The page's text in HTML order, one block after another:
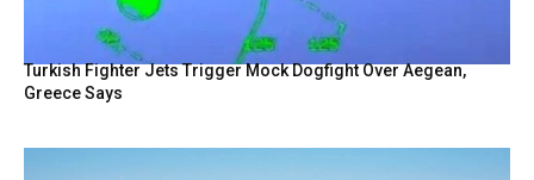
Turkish Fighter Jets Trigger Mock Dogfight Over Aegean,
Greece Says